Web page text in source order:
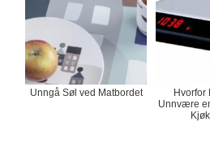
Unngå Søl ved Matbordet
Hvorfor
Unnvære